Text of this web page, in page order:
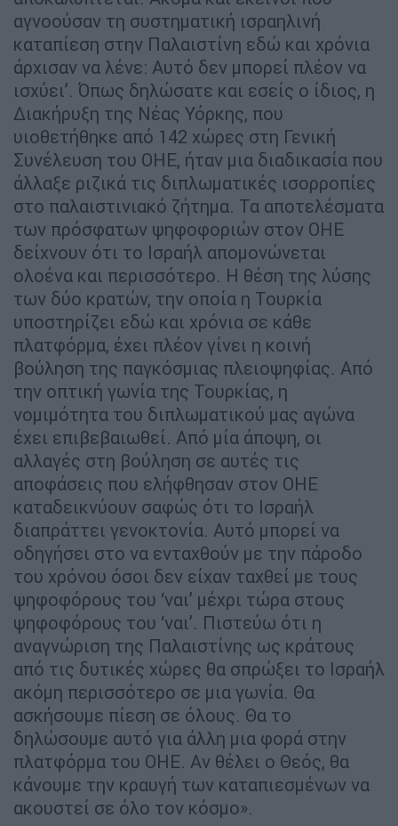
αγνοούσαν τη συστηματική ισραηλινή
καταπίεση στην Παλαιστίνη εδώ και χρόνια
άρχισαν να λένε: Αυτό δεν μπορεί πλέον να
ισχύει’. Όπως δηλώσατε και εσείς ο ίδιος, η
Διακήρυξη της Νέας Υόρκης, που
υιοθετήθηκε από 142 χώρες στη Γενική
Συνέλευση του ΟΗΕ, ήταν μια διαδικασία που
άλλαξε ριζικά τις διπλωματικές ισορροπίες
στο παλαιστινιακό ζήτημα. Τα αποτελέσματα
των πρόσφατων ψηφοφοριών στον ΟΗΕ
δείχνουν ότι το Ισραήλ απομονώνεται
ολοένα και περισσότερο. Η θέση της λύσης
των δύο κρατών, την οποία η Τουρκία
υποστηρίζει εδώ και χρόνια σε κάθε
πλατφόρμα, έχει πλέον γίνει η κοινή
βούληση της παγκόσμιας πλειοψηφίας. Από
την οπτική γωνία της Τουρκίας, η
νομιμότητα του διπλωματικού μας αγώνα
έχει επιβεβαιωθεί. Από μία άποψη, οι
αλλαγές στη βούληση σε αυτές τις
αποφάσεις που ελήφθησαν στον ΟΗΕ
καταδεικνύουν σαφώς ότι το Ισραήλ
διαπράττει γενοκτονία. Αυτό μπορεί να
οδηγήσει στο να ενταχθούν με την πάροδο
του χρόνου όσοι δεν είχαν ταχθεί με τους
ψηφοφόρους του ‘ναι’ μέχρι τώρα στους
ψηφοφόρους του ‘ναι’. Πιστεύω ότι η
αναγνώριση της Παλαιστίνης ως κράτους
από τις δυτικές χώρες θα σπρώξει το Ισραήλ
ακόμη περισσότερο σε μια γωνία. Θα
ασκήσουμε πίεση σε όλους. Θα το
δηλώσουμε αυτό για άλλη μια φορά στην
πλατφόρμα του ΟΗΕ. Αν θέλει ο Θεός, θα
κάνουμε την κραυγή των καταπιεσμένων να
ακουστεί σε όλο τον κόσμο».